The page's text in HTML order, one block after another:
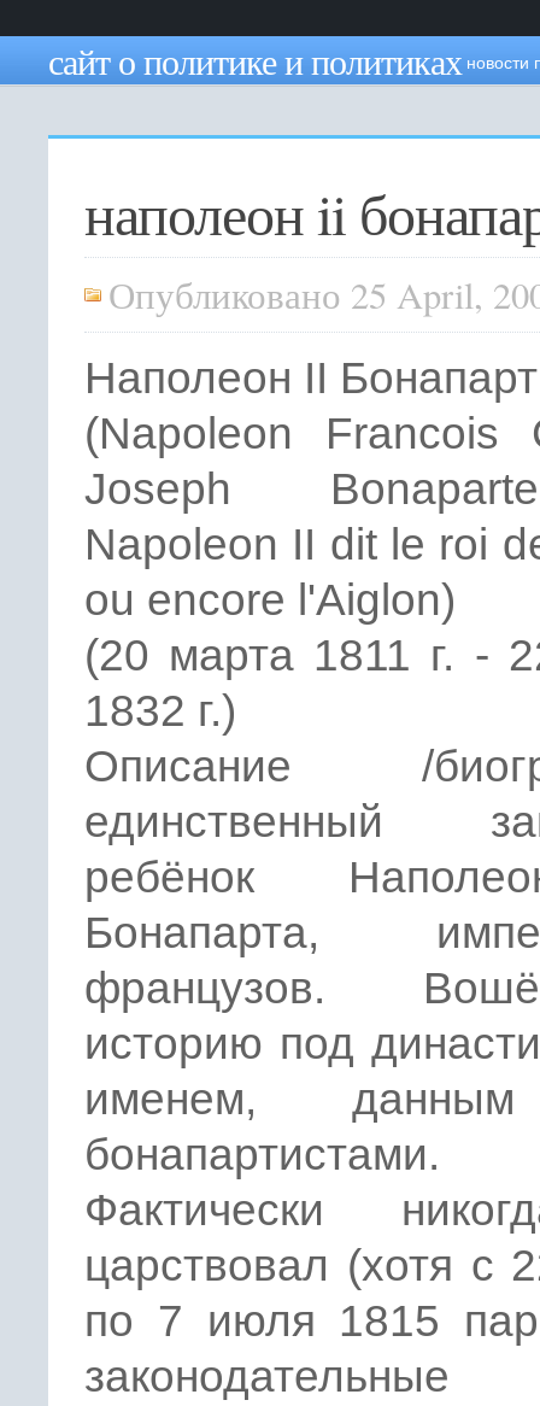
сайт о политике и политиках новости
наполеон ii
Опубликовано 25 April,
Наполеон II Бонапарт
(Napoleon Francois
Joseph
Napoleon II dit le roi
ou encore l'Aiglon)
(20 марта 1811 г. -
1832 г.)
Описание /
единственный
ребёнок
Бонапарта,
французов.
историю под
именем,
бонапартистами.
Фактически
царствовал (хотя с
по 7 июля 1815
законодательные